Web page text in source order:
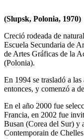
(Slupsk, Polonia, 1970)
Creció rodeada de
Escuela Secundaria de
de Artes Gráficas de la
(Polonia).
En 1994 se trasladó a
entonces, y comenzó a
En el año 2000 fue
Francia, en 2002 fue
Busan (Corea del Sur) y
Contemporain de